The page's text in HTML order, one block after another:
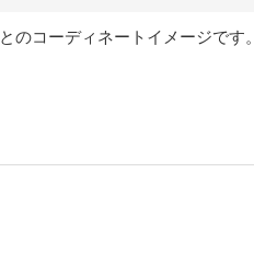
コーディネートイメージです。